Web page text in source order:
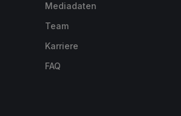
Mediadaten
Team
Karriere
FAQ